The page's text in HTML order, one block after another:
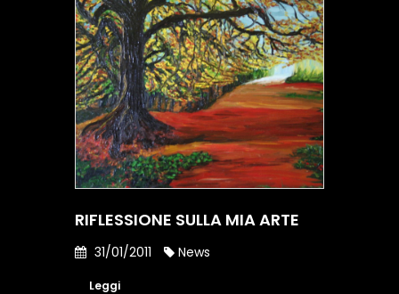
RIFLESSIONE SULLA MIA ARTE
31/01/2011 News
Leggi